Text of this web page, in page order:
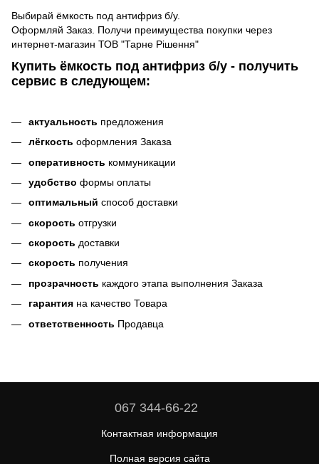
Выбирай ёмкость под антифриз б/у.
Оформляй Заказ. Получи преимущества покупки через
интернет-магазин ТОВ "Тарне Рішення"
Купить ёмкость под антифриз б/у - получить
сервис в следующем:
актуальность предложения
лёгкость оформления Заказа
оперативность коммуникации
удобство формы оплаты
оптимальный способ доставки
скорость отгрузки
скорость доставки
скорость получения
прозрачность каждого этапа выполнения Заказа
гарантия на качество Товара
ответственность Продавца
067 344-66-22
Контактная информация
Полная версия сайта